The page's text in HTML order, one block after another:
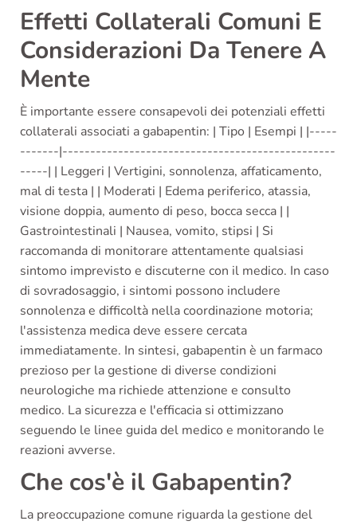
Effetti Collaterali Comuni E
Considerazioni Da Tenere A
Mente
È importante essere consapevoli dei potenziali effetti
collaterali associati a gabapentin: | Tipo | Esempi | |-----
-------|-------------------------------------------------
-----| | Leggeri | Vertigini, sonnolenza, affaticamento,
mal di testa | | Moderati | Edema periferico, atassia,
visione doppia, aumento di peso, bocca secca | |
Gastrointestinali | Nausea, vomito, stipsi | Si
raccomanda di monitorare attentamente qualsiasi
sintomo imprevisto e discuterne con il medico. In caso
di sovradosaggio, i sintomi possono includere
sonnolenza e difficoltà nella coordinazione motoria;
l'assistenza medica deve essere cercata
immediatamente. In sintesi, gabapentin è un farmaco
prezioso per la gestione di diverse condizioni
neurologiche ma richiede attenzione e consulto
medico. La sicurezza e l'efficacia si ottimizzano
seguendo le linee guida del medico e monitorando le
reazioni avverse.
Che cos'è il Gabapentin?
La preoccupazione comune riguarda la gestione del